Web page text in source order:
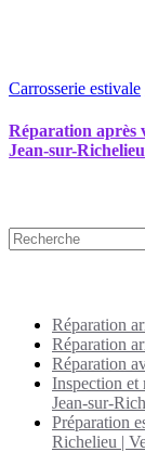
Carrosserie estivale
Réparation après
Jean-sur-
Réparation
Réparation
Réparation
Inspection et
Jean-sur-
Préparation
Richelieu |